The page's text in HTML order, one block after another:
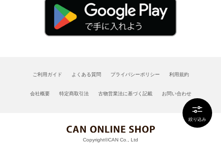
絞り込み
ご利用ガイド よくある質問 プライバシーポリシー 利用規約
会社概要 特定商取引法 古物営業法に基づく記載 お問い合わせ
Copyright©CAN Co., Ltd